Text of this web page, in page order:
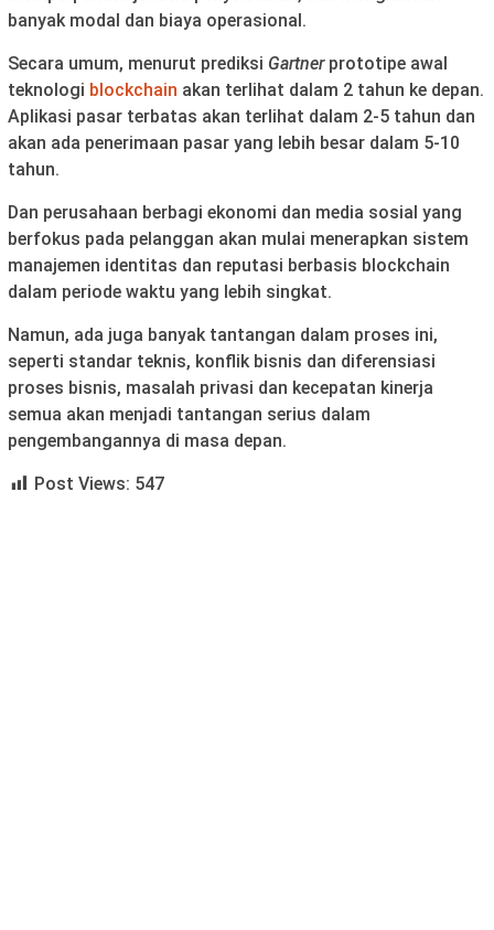
banyak modal dan biaya operasional.
Secara umum, menurut prediksi Gartnerprototipe awal
teknologi blockchain akan terlihat dalam 2 tahun ke depan.
Aplikasi pasar terbatas akan terlihat dalam 2-5 tahun dan
akan ada penerimaan pasar yang lebih besar dalam 5-10
tahun.
Dan perusahaan berbagi ekonomi dan media sosial yang
berfokus pada pelanggan akan mulai menerapkan sistem
manajemen identitas dan reputasi berbasis blockchain
dalam periode waktu yang lebih singkat.
Namun, ada juga banyak tantangan dalam proses ini,
seperti standar teknis, konflik bisnis dan diferensiasi
proses bisnis, masalah privasi dan kecepatan kinerja
semua akan menjadi tantangan serius dalam
pengembangannya di masa depan.
Post Views: 547